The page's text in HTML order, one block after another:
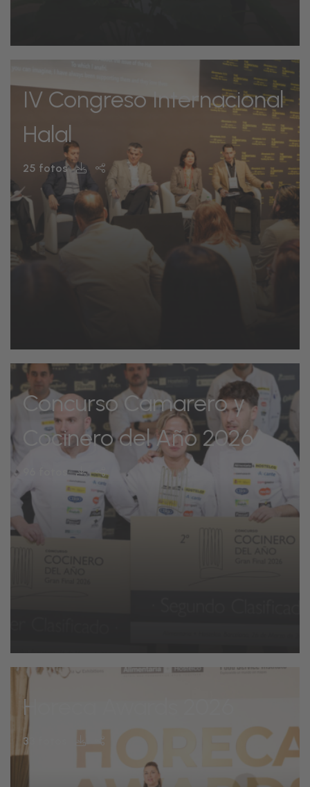
IV Congreso Internacional
Halal
25 fotos
Concurso Camarero y
Cocinero del Año 2026
96 fotos
Horeca Awards 2026
33 fotos